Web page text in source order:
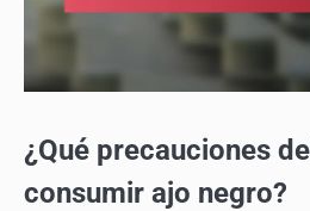
¿Qué precauciones
consumir ajo negro?